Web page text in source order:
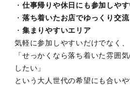
・ 仕事帰りや休日にも参加しや
・ 落ち着いたお店でゆっくり交
・ 集まりやすいエリア
気軽に参加しやすいだけでなく、
「せっかくなら落ち着いた雰囲
したい」
という大人世代の希望にも合い